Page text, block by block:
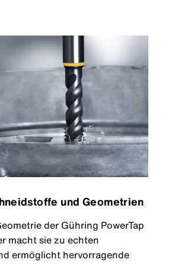
und Geometrien
der Gühring PowerTap
macht sie zu echten
ermöglicht hervorragende